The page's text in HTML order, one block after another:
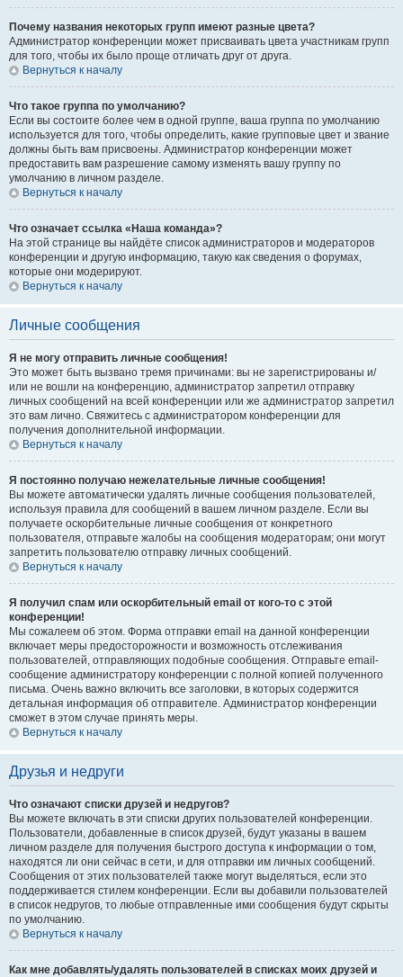
Почему названия некоторых групп имеют разные цвета?
Администратор конференции может присваивать цвета участникам групп
для того, чтобы их было проще отличать друг от друга.
Вернуться к началу
Что такое группа по умолчанию?
Если вы состоите более чем в одной группе, ваша группа по умолчанию
используется для того, чтобы определить, какие групповые цвет и звание
должны быть вам присвоены. Администратор конференции может
предоставить вам разрешение самому изменять вашу группу по
умолчанию в личном разделе.
Вернуться к началу
Что означает ссылка «Наша команда»?
На этой странице вы найдёте список администраторов и модераторов
конференции и другую информацию, такую как сведения о форумах,
которые они модерируют.
Вернуться к началу
Личные сообщения
Я не могу отправить личные сообщения!
Это может быть вызвано тремя причинами: вы не зарегистрированы и/
или не вошли на конференцию, администратор запретил отправку
личных сообщений на всей конференции или же администратор запретил
это вам лично. Свяжитесь с администратором конференции для
получения дополнительной информации.
Вернуться к началу
Я постоянно получаю нежелательные личные сообщения!
Вы можете автоматически удалять личные сообщения пользователей,
используя правила для сообщений в вашем личном разделе. Если вы
получаете оскорбительные личные сообщения от конкретного
пользователя, отправьте жалобы на сообщения модераторам; они могут
запретить пользователю отправку личных сообщений.
Вернуться к началу
Я получил спам или оскорбительный email от кого-то с этой
конференции!
Мы сожалеем об этом. Форма отправки email на данной конференции
включает меры предосторожности и возможность отслеживания
пользователей, отправляющих подобные сообщения. Отправьте email-
сообщение администратору конференции с полной копией полученного
письма. Очень важно включить все заголовки, в которых содержится
детальная информация об отправителе. Администратор конференции
сможет в этом случае принять меры.
Вернуться к началу
Друзья и недруги
Что означают списки друзей и недругов?
Вы можете включать в эти списки других пользователей конференции.
Пользователи, добавленные в список друзей, будут указаны в вашем
личном разделе для получения быстрого доступа к информации о том,
находятся ли они сейчас в сети, и для отправки им личных сообщений.
Сообщения от этих пользователей также могут выделяться, если это
поддерживается стилем конференции. Если вы добавили пользователей
в список недругов, то любые отправленные ими сообщения будут скрыты
по умолчанию.
Вернуться к началу
Как мне добавлять/удалять пользователей в списках моих друзей и